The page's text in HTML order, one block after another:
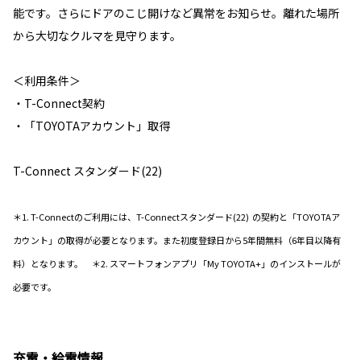
能です。さらにドアのこじ開けなど異常をお知らせ。離れた場所
から大切なクルマを見守ります。
＜利用条件＞
・T-Connect契約
・「TOYOTAアカウント」取得
T-Connect スタンダード(22)
＊1. T-Connectのご利用には、T-Connectスタンダード(22) の契約と「TOYOTAア
カウント」の取得が必要となります。また初度登録日から5年間無料（6年目以降有
料）となります。 ＊2. スマートフォンアプリ「My TOYOTA+」のインストールが
必要です。